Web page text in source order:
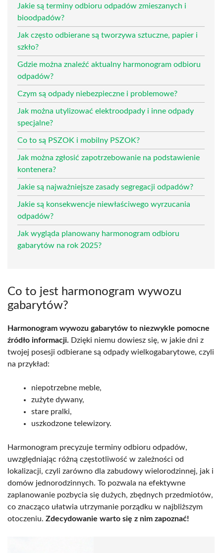
Jakie są terminy odbioru odpadów zmieszanych i
bioodpadów?
Jak często odbierane są tworzywa sztuczne, papier i
szkło?
Gdzie można znaleźć aktualny harmonogram odbioru
odpadów?
Czym są odpady niebezpieczne i problemowe?
Jak można utylizować elektroodpady i inne odpady
specjalne?
Co to są PSZOK i mobilny PSZOK?
Jak można zgłosić zapotrzebowanie na podstawienie
kontenera?
Jakie są najważniejsze zasady segregacji odpadów?
Jakie są konsekwencje niewłaściwego wyrzucania
odpadów?
Jak wygląda planowany harmonogram odbioru
gabarytów na rok 2025?
Co to jest harmonogram wywozu
gabarytów?
Harmonogram wywozu gabarytów to niezwykle pomocne
źródło informacji. Dzięki niemu dowiesz się, w jakie dni z
twojej posesji odbierane są odpady wielkogabarytowe, czyli
na przykład:
niepotrzebne meble,
zużyte dywany,
stare pralki,
uszkodzone telewizory.
Harmonogram precyzuje terminy odbioru odpadów,
uwzględniając różną częstotliwość w zależności od
lokalizacji, czyli zarówno dla zabudowy wielorodzinnej, jak i
domów jednorodzinnych. To pozwala na efektywne
zaplanowanie pozbycia się dużych, zbędnych przedmiotów,
co znacząco ułatwia utrzymanie porządku w najbliższym
otoczeniu. Zdecydowanie warto się z nim zapoznać!